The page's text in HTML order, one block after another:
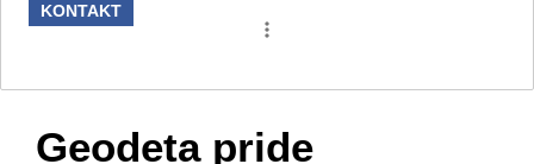
KONTAKT
more_vert
Geodeta pride